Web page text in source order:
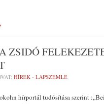
ZSIDÓ
HÍREK - LAPSZEMLE
hírportál tudósítása szerint